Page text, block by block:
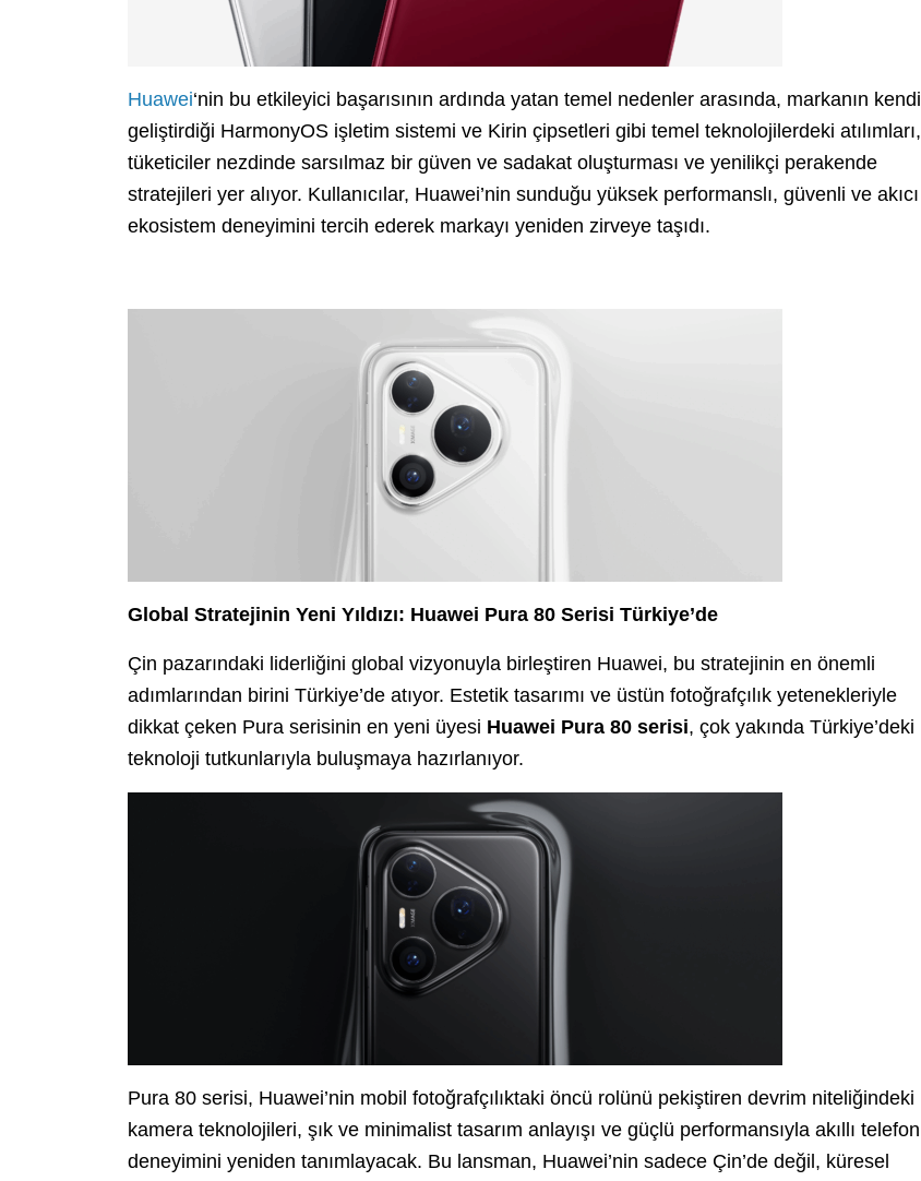
Huawei‘nin bu etkileyici başarısının ardında yatan temel nedenler arasında, markanın kendi
geliştirdiği HarmonyOS işletim sistemi ve Kirin çipsetleri gibi temel teknolojilerdeki atılımları,
tüketiciler nezdinde sarsılmaz bir güven ve sadakat oluşturması ve yenilikçi perakende
stratejileri yer alıyor. Kullanıcılar, Huawei’nin sunduğu yüksek performanslı, güvenli ve akıcı
ekosistem deneyimini tercih ederek markayı yeniden zirveye taşıdı.
Global Stratejinin Yeni Yıldızı: Huawei Pura 80 Serisi Türkiye’de
Çin pazarındaki liderliğini global vizyonuyla birleştiren Huawei, bu stratejinin en önemli
adımlarından birini Türkiye’de atıyor. Estetik tasarımı ve üstün fotoğrafçılık yetenekleriyle
dikkat çeken Pura serisinin en yeni üyesi Huawei Pura 80 serisi, çok yakında Türkiye’deki
teknoloji tutkunlarıyla buluşmaya hazırlanıyor.
Pura 80 serisi, Huawei’nin mobil fotoğrafçılıktaki öncü rolünü pekiştiren devrim niteliğindeki
kamera teknolojileri, şık ve minimalist tasarım anlayışı ve güçlü performansıyla akıllı telefon
deneyimini yeniden tanımlayacak. Bu lansman, Huawei’nin sadece Çin’de değil, küresel